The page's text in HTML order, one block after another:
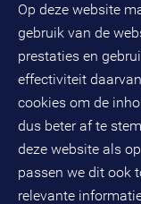
Op deze website
gebruik van de
prestaties en
effectiviteit
cookies om de
dus beter af te
deze website als
passen we dit ook
relevante
Evenementen
(033) 496 52 00
Databankweg 26 D
3821 ALAmersfoort
Postbus 490
3800 AL Amersfoort
KvK-nummer:
BTW-nummer:
Volg ons op social